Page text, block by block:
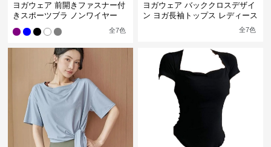
ヨガウェア 前開きファスナー付
きスポーツブラ ノンワイヤー
全7色
ヨガウェア バッククロスデザイ
ン ヨガ長袖トップス レディース
全7色